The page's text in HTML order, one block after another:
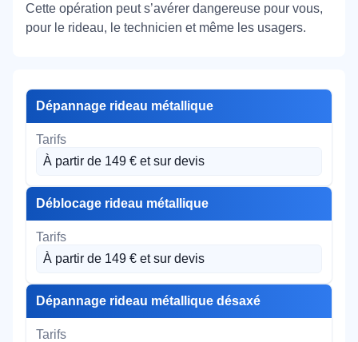
Cette opération peut s’avérer dangereuse pour vous,
pour le rideau, le technicien et même les usagers.
Dépannage rideau métallique
À partir de 149 € et sur devis
Déblocage rideau métallique
À partir de 149 € et sur devis
Dépannage rideau métallique désaxé